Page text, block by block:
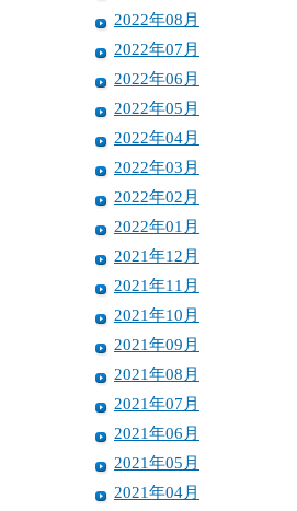
2022年08月
2022年07月
2022年06月
2022年05月
2022年04月
2022年03月
2022年02月
2022年01月
2021年12月
2021年11月
2021年10月
2021年09月
2021年08月
2021年07月
2021年06月
2021年05月
2021年04月